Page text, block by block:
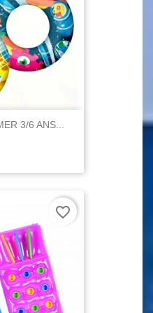
3/6 ANS...
favorite_border